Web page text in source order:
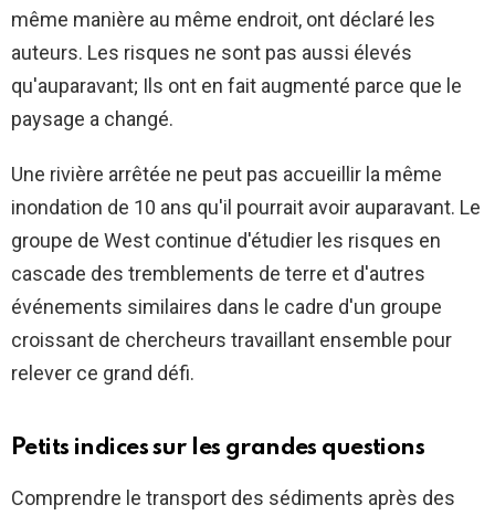
même manière au même endroit, ont déclaré les
auteurs. Les risques ne sont pas aussi élevés
qu'auparavant; Ils ont en fait augmenté parce que le
paysage a changé.
Une rivière arrêtée ne peut pas accueillir la même
inondation de 10 ans qu'il pourrait avoir auparavant. Le
groupe de West continue d'étudier les risques en
cascade des tremblements de terre et d'autres
événements similaires dans le cadre d'un groupe
croissant de chercheurs travaillant ensemble pour
relever ce grand défi.
Petits indices sur les grandes questions
Comprendre le transport des sédiments après des